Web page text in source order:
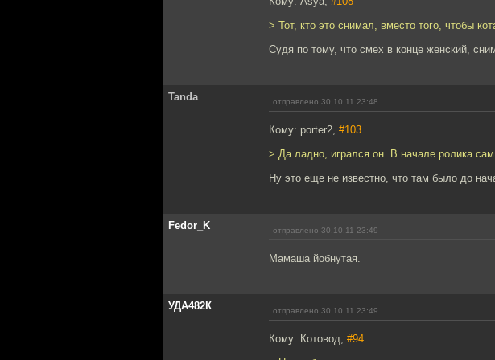
> Тот, кто это снимал, вместо того, чтобы
Судя по тому, что смех в конце женский,
Tanda отправлено 30.10.11 23:48
Кому: porter2, #103
> Да ладно, игрался он. В начале ролика сам
Ну это еще не известно, что там было до
Fedor_K отправлено 30.10.11 23:49
Мамаша йобнутая.
УДА482К отправлено 30.10.11 23:49
Кому: Котовод, #94